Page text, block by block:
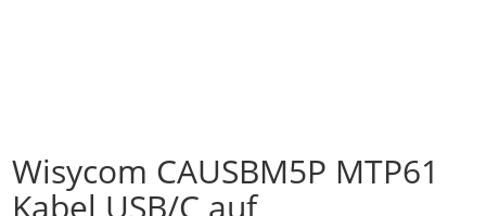
Wisycom CAUSBM5P MTP61
Kabel USB/C auf